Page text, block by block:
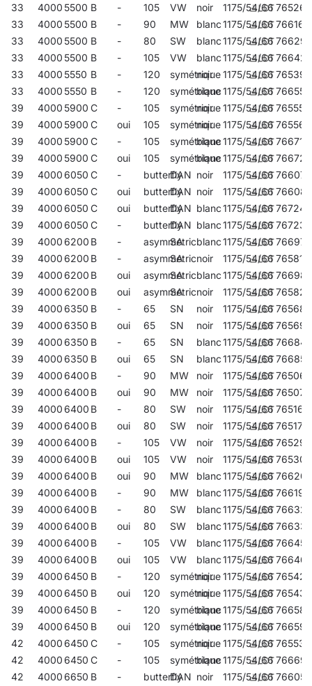
33
4000 5500 B - 105 VW noir 1175/54/66765261
33
4000 5500 B - 90 MW blanc1175/54/66766169
33
4000 5500 B - 80 SW blanc1175/54/66766299
33
4000 5500 B - 105 VW blanc1175/54/66766428
33
4000 5550 B - 120 symétrique
noir 1175/54/66765391
33
4000 5550 B - 120 symétrique
blanc1175/54/66766558
39
4000 5900 C - 105 symétrique
noir 1175/54/66765551
39
4000 5900 C oui 105 symétrique
noir 1175/54/66765568
39
4000 5900 C - 105 symétrique
blanc1175/54/66766718
39
4000 5900 C oui 105 symétrique
blanc1175/54/66766725
39
40006050 C - butterfly
DAN noir 1175/54/66766077
39
40006050 C oui butterfly
DAN noir 1175/54/66766084
39
40006050 C oui butterfly
DAN blanc1175/54/66767241
39
40006050 C - butterfly
DAN blanc1175/54/66767234
39
40006200 B - asymmetric
SA blanc1175/54/66766978
39
40006200 B - asymmetric
SA noir 1175/54/66765810
39
40006200 B oui asymmetric
SA blanc1175/54/66766985
39
40006200 B oui asymmetric
SA noir 1175/54/66765827
39
40006350 B - 65 SN noir 1175/54/66765681
39
40006350 B oui 65 SN noir 1175/54/66765698
39
40006350 B - 65 SN blanc1175/54/66766848
39
40006350 B oui 65 SN blanc1175/54/66766855
39
40006400 B - 90 MW noir 1175/54/66765063
39
40006400 B oui 90 MW noir 1175/54/66765070
39
40006400 B - 80 SW noir 1175/54/66765162
39
40006400 B oui 80 SW noir 1175/54/66765179
39
40006400 B - 105 VW noir 1175/54/66765292
39
40006400 B oui 105 VW noir 1175/54/66765308
39
40006400 B oui 90 MW blanc1175/54/66766206
39
40006400 B - 90 MW blanc1175/54/66766190
39
40006400 B - 80 SW blanc1175/54/66766329
39
40006400 B oui 80 SW blanc1175/54/66766336
39
40006400 B - 105 VW blanc1175/54/66766459
39
40006400 B oui 105 VW blanc1175/54/66766466
39
40006450 B - 120 symétrique
noir 1175/54/66765421
39
40006450 B oui 120 symétrique
noir 1175/54/66765438
39
40006450 B - 120 symétrique
blanc1175/54/66766589
39
40006450 B oui 120 symétrique
blanc1175/54/66766596
42
40006450 C - 105 symétrique
noir 1175/54/66765537
42
40006450 C - 105 symétrique
blanc1175/54/66766695
42
40006650 B - butterfly
DAN noir 1175/54/66766053